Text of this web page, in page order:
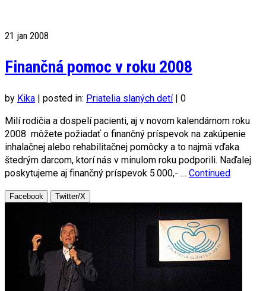
21 jan 2008
Finančná pomoc v roku 2008
by Kika | posted in: Priatelia slaných detí | 0
Milí rodičia a dospelí pacienti, aj v novom kalendárnom roku
2008 môžete požiadať o finančný príspevok na zakúpenie
inhalačnej alebo rehabilitačnej pomôcky a to najmä vďaka
štedrým darcom, ktorí nás v minulom roku podporili. Naďalej
poskytujeme aj finančný príspevok 5.000,- … Continued
Facebook Twitter/X